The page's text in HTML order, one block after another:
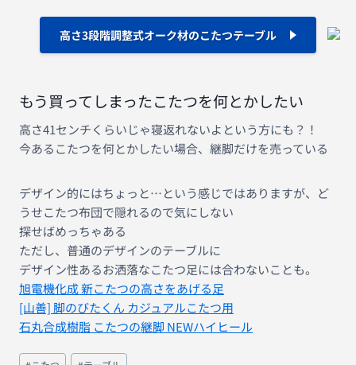
高さ3段階調整式オーク材のこたつテーブル
もう買ってしまったこたつを何とかしたい
高さ41センチくらいじゃ寝返れないよという方にも？！
今あるこたつを何とかしたい場合、継脚だけを売っている
デザイン的にはちょっと…という感じではありますが、ど
うせこたつ布団で隠れるので気にしない
探せばめっちゃある
ただし、普通のデザインのテーブルに
デザイン性あるお洒落なこたつ足には合わないことも。
旭電機化成 新こたつの高さをあげる足
[山善] 脚のびたくん カジュアルこたつ用
石丸合成樹脂 こたつの継脚 NEWハイヒール
投